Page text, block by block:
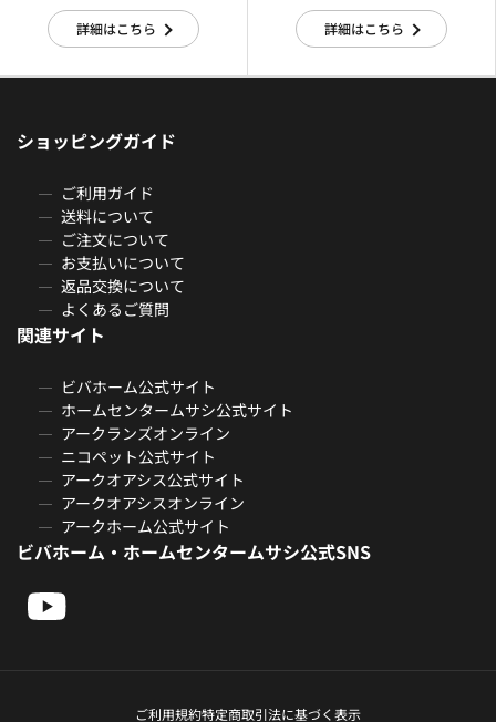
詳細はこちら 詳細はこちら
ショッピングガイド
ご利用ガイド
送料について
ご注文について
お支払いについて
返品交換について
よくあるご質問
関連サイト
ビバホーム公式サイト
ホームセンタームサシ公式サイト
アークランズオンライン
ニコペット公式サイト
アークオアシス公式サイト
アークオアシスオンライン
アークホーム公式サイト
ビバホーム・ホームセンタームサシ公式SNS
ご利用規約特定商取引法に基づく表示